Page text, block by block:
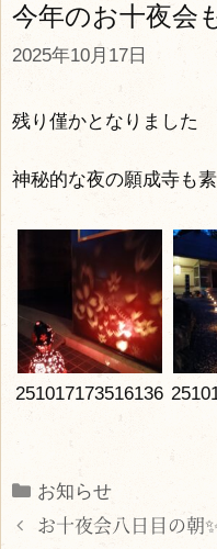
今年のお十夜会
2025年10月17日
残り僅かとなりました
神秘的な夜の願成寺も
251017173516136
Categories
お知らせ
お十夜会八日目の朝